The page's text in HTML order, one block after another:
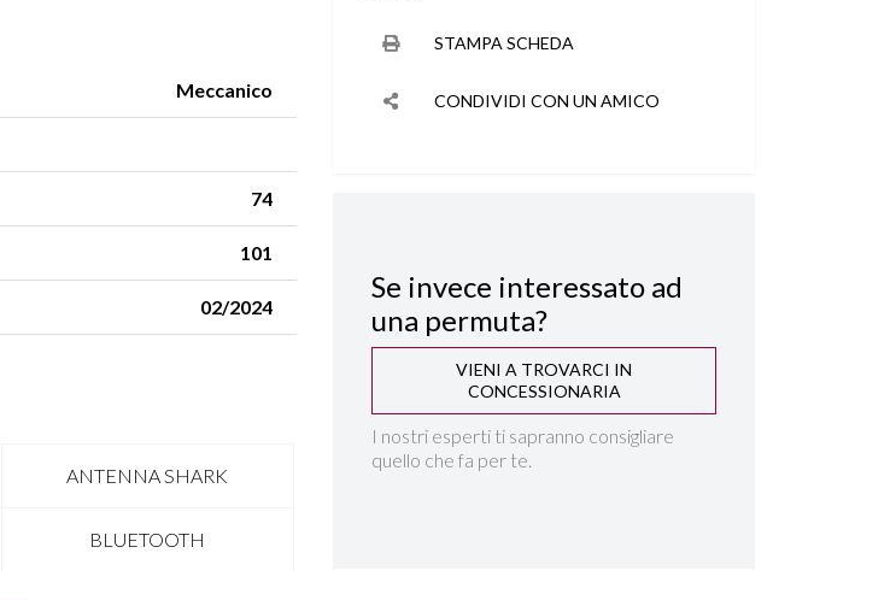
Meccanico
74
101
02/2024
ANTENNA SHARK
BLUETOOTH
STAMPA SCHEDA
CONDIVIDI CON UN AMICO
Se invece interessato ad
una permuta?
VIENI A TROVARCI IN
CONCESSIONARIA
I nostri esperti ti sapranno consigliare
quello che fa per te.